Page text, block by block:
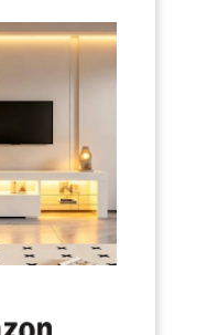
Grâce à son plateau
facilement votre
consoles de jeux et
accessoires tout en
meuble multimédia ou
Son design polyvalent
à la chambre ou à toute
de rangement élégante et
: Toutes les pièces
et accompagnées
montage de ce meuble